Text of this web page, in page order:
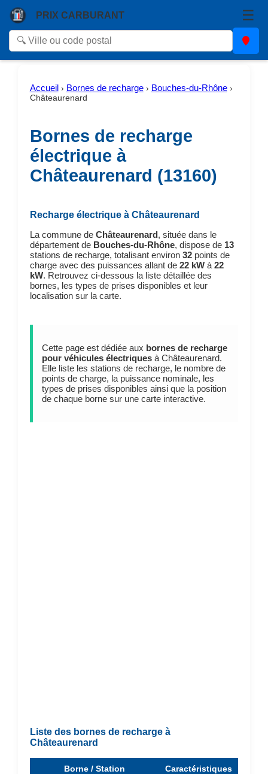
PRIX CARBURANT ☰
Accueil › Bornes de recharge› Bouches-du-Rhône›
Châteaurenard
Bornes de recharge
électrique à
Châteaurenard (13160)
Recharge électrique à Châteaurenard
La commune de Châteaurenard, située dans le
département de Bouches-du-Rhône, dispose de 13
stations de recharge, totalisant environ 32points de
charge avec des puissances allant de 22 kWà 22
kW. Retrouvez ci-dessous la liste détaillée des
bornes, les types de prises disponibles et leur
localisation sur la carte.
Cette page est dédiée aux bornes de recharge
pour véhicules électriquesà Châteaurenard.
Elle liste les stations de recharge, le nombre de
points de charge, la puissance nominale, les
types de prises disponibles ainsi que la position
de chaque borne sur une carte interactive.
Liste des bornes de recharge à
Châteaurenard
Borne / Station Caractéristiques